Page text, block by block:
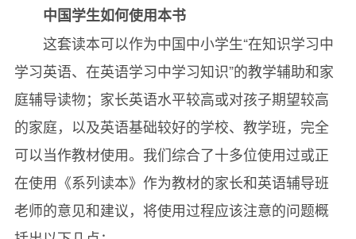
中国学生如何使用本书
这套读本可以作为中国中小学生“在知识学习中
学习英语、在英语学习中学习知识”的教学辅助和家
庭辅导读物；家长英语水平较高或对孩子期望较高
的家庭，以及英语基础较好的学校、教学班，完全
可以当作教材使用。我们综合了十多位使用过或正
在使用《系列读本》作为教材的家长和英语辅导班
老师的意见和建议，将使用过程应该注意的问题概